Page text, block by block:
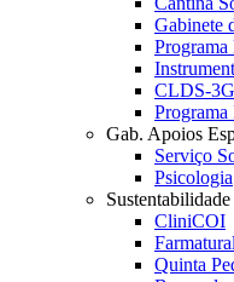
Gabinete
Programa
CLDS-
Programa
Gab. Apoios
Serviço
Psicologia
Sustentabilidade
CliniCOI
Farmatural
Quinta